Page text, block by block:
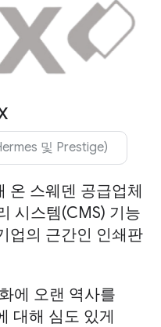
및 Prestige)
온 스웨덴 공급업체
시스템(CMS) 기능
업의 근간인 인쇄판
에 오랜 역사를
대해 심도 있게